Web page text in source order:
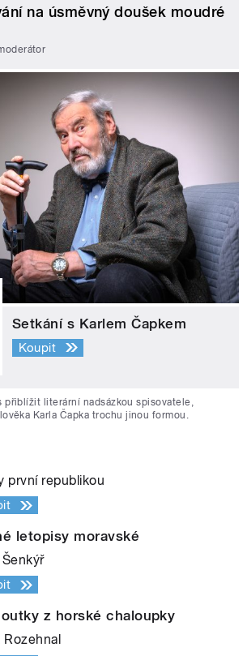
na úsměvný doušek moudré
Setkání s Karlem Čapkem
Koupit
přiblížit literární nadsázkou spisovatele,
Karla Čapka trochu jinou formou.
první republikou
letopisy moravské
z horské chaloupky
Rozehnal